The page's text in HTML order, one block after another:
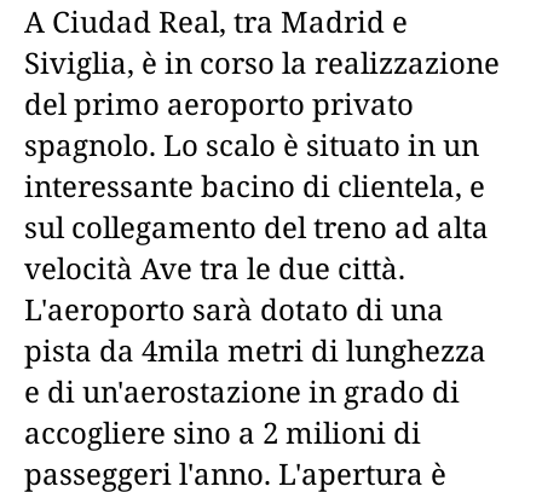
A Ciudad Real, tra Madrid e
Siviglia, è in corso la realizzazione
del primo aeroporto privato
spagnolo. Lo scalo è situato in un
interessante bacino di clientela, e
sul collegamento del treno ad alta
velocità Ave tra le due città.
L'aeroporto sarà dotato di una
pista da 4mila metri di lunghezza
e di un'aerostazione in grado di
accogliere sino a 2 milioni di
passeggeri l'anno. L'apertura è